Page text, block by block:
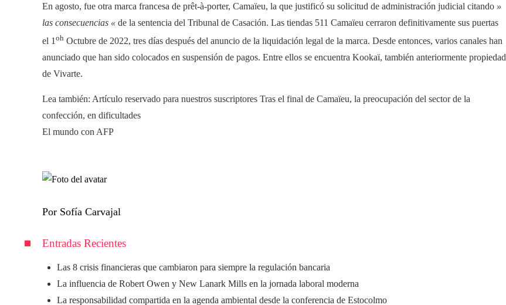
En agosto, fue otra marca francesa de prêt-à-porter, Camaïeu, la que justificó su solicitud de administración judicial citando »
las consecuencias « de la sentencia del Tribunal de Casación. Las tiendas 511 Camaïeu cerraron definitivamente sus puertas
el 1 oh Octubre de 2022, tres días después del anuncio de la liquidación legal de la marca. Desde entonces, varios canales han
anunciado que han sido colocados en suspensión de pagos. Entre ellos se encuentra Kookaï, también anteriormente propiedad
de Vivarte.
Lea también: Artículo reservado para nuestros suscriptores Tras el final de Camaïeu, la preocupación del sector de la
confección, en dificultades
El mundo con AFP
Por Sofía Carvajal
Entradas Recientes
Las 8 crisis financieras que cambiaron para siempre la regulación bancaria
La influencia de Robert Owen y New Lanark Mills en la jornada laboral moderna
La responsabilidad compartida en la agenda ambiental desde la conferencia de Estocolmo